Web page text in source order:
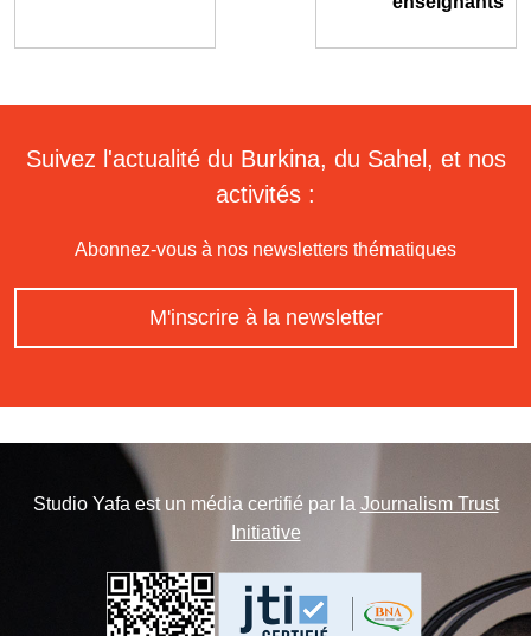
Suivez l'actualité du Burkina, du Sahel, et nos
activités :
Abonnez-vous à nos newsletters thématiques
M'inscrire à la newsletter
Studio Yafa est un média certifié par la Journalism Trust
Initiative